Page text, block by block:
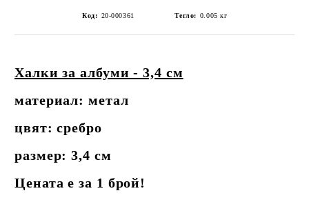
Код: 20-000361 Тегло: 0.005 кг
Халки за албуми - 3,4 см
материал: метал
цвят: сребро
размер: 3,4 см
Цената е за 1 брой!